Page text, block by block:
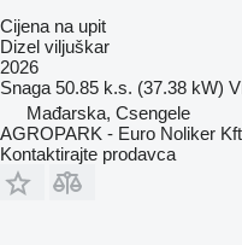
Cijena na upit
Dizel viljuškar
2026
Snaga 50.85 k.s. (37.38 kW)
Mađarska, Csengele
AGROPARK - Euro Noliker
Kontaktirajte prodavca